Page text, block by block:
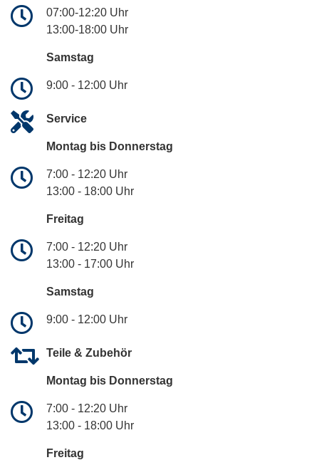
07:00-12:20 Uhr
13:00-18:00 Uhr
Samstag
9:00 - 12:00 Uhr
Service
Montag bis Donnerstag
7:00 - 12:20 Uhr
13:00 - 18:00 Uhr
Freitag
7:00 - 12:20 Uhr
13:00 - 17:00 Uhr
Samstag
9:00 - 12:00 Uhr
Teile & Zubehör
Montag bis Donnerstag
7:00 - 12:20 Uhr
13:00 - 18:00 Uhr
Freitag